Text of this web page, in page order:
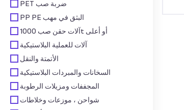
PET ضربة صب
PP PE البثق في مهب
آلات حقن صب 1000t أو أعلى
آلات للعملية البلاستيكية
الأتمتة والنقل
السخانات والمبردات البلاستيكية
المجففات ومزيلات الرطوبة
شواحن ، موزعات وخلاطات